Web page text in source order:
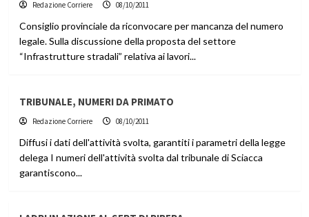
Redazione Corriere 08/10/2011
Consiglio provinciale da riconvocare per mancanza del numero
legale. Sulla discussione della proposta del settore
“Infrastrutture stradali” relativa ai lavori...
TRIBUNALE, NUMERI DA PRIMATO
Redazione Corriere 08/10/2011
Diffusi i dati dell'attività svolta, garantiti i parametri della legge
delega I numeri dell'attività svolta dal tribunale di Sciacca
garantiscono...